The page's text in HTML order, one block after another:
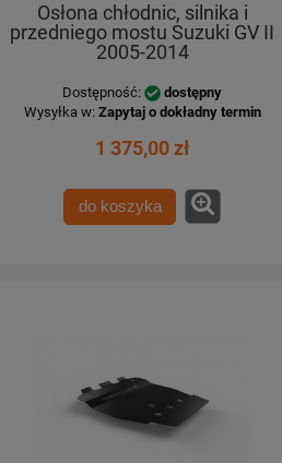
Osłona chłodnic, silnika i
przedniego mostu Suzuki GV II
2005-2014
Dostępność:
dostępny
Wysyłka w: Zapytaj o dokładny termin
1 375,00 zł
do koszyka